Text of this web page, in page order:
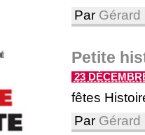
Par Gérard
Petite
23
fêtes
Par Gérard